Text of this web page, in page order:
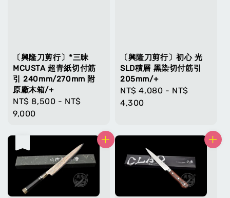
〔興隆刀剪行〕*三昧
MCUSTA 超青紙切付筋
引 240mm/270mm 附
原廠木箱/+
Regular
price
NT$ 8,500 - NT$
9,000
〔興隆刀剪行〕初心 光
SLD積層 黑染切付筋引
205mm/+
Regular
price
NT$ 4,080 - NT$
4,300